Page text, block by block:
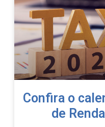
Confira o
de